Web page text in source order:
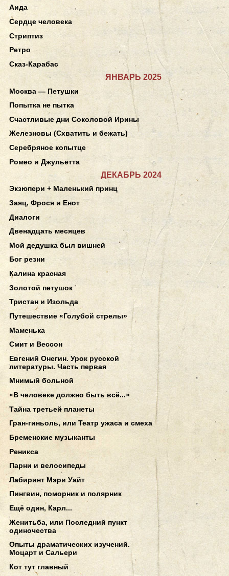
Аида
Сердце человека
Стриптиз
Ретро
Сказ-Карабас
ЯНВАРЬ 2025
Москва — Петушки
Попытка не пытка
Счастливые дни Соколовой Ирины
Железновы (Схватить и бежать)
Серебряное копытце
Ромео и Джульетта
ДЕКАБРЬ 2024
Экзюпери + Маленький принц
Заяц, Фрося и Енот
Диалоги
Двенадцать месяцев
Мой дедушка был вишней
Бог резни
Калина красная
Золотой петушок
Тристан и Изольда
Путешествие «Голубой стрелы»
Маменька
Смит и Вессон
Евгений Онегин. Урок русской
литературы. Часть первая
Мнимый больной
«В человеке должно быть всё...»
Тайна третьей планеты
Гран-гиньоль, или Театр ужаса и смеха
Бременские музыканты
Реникса
Парни и велосипеды
Лабиринт Мэри Уайт
Пингвин, поморник и полярник
Ещё один, Карл...
Женитьба, или Последний пункт
одиночества
Опыты драматических изучений.
Моцарт и Сальери
Кот тут главный